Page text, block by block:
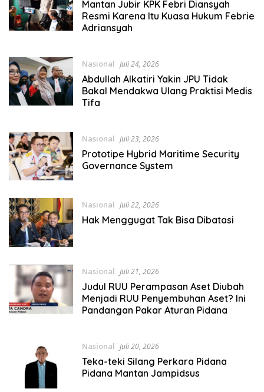
Mantan Jubir KPK Febri Diansyah
Resmi Karena Itu Kuasa Hukum Febrie
Adriansyah
Nasional Juli 24, 2026
Abdullah Alkatiri Yakin JPU Tidak
Bakal Mendakwa Ulang Praktisi Medis
Tifa
Nasional Juli 23, 2026
Prototipe Hybrid Maritime Security
Governance System
Nasional Juli 22, 2026
Hak Menggugat Tak Bisa Dibatasi
Nasional Juli 21, 2026
Judul RUU Perampasan Aset Diubah
Menjadi RUU Penyembuhan Aset? Ini
Pandangan Pakar Aturan Pidana
Nasional Juli 20, 2026
Teka-teki Silang Perkara Pidana
Pidana Mantan Jampidsus